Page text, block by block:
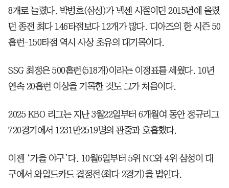
8개로 늘렸다. 박병호(삼성)가 넥센 시절이던 2015년에 올렸
던 종전 최다 146타점보다 12개가 많다. 디아즈의 한 시즌 50
홈런-150타점 역시 사상 초유의 대기록이다.
SSG 최정은 500홈런(518개)이라는 이정표를 세웠다. 10년
연속 20홈런 이상을 기록한 것도 그가 처음이다.
2025 KBO 리그는 지난 3월22일부터 6개월여 동안 정규리그
720경기에서 1231만2519명의 관중과 호흡했다.
이젠 ‘가을 야구’다. 10월6일부터 5위 NC와 4위 삼성이 대
구에서 와일드카드 결정전(최다 2경기)을 벌인다.